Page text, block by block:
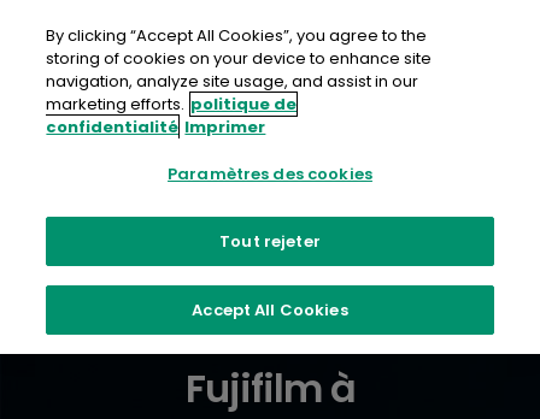
contenu
Prendre contact
Fujifilm à
By clicking “Accept All Cookies”, you agree to the
storing of cookies on your device to enhance site
navigation, analyze site usage, and assist in our
marketing efforts. politique de
confidentialité Imprimer
Paramètres des cookies
Tout rejeter
Accept All Cookies